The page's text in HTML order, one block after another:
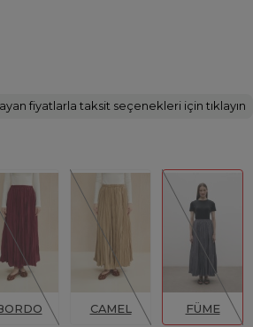
fiyatlarla taksit seçenekleri için tıklayın
CAMEL FÜME